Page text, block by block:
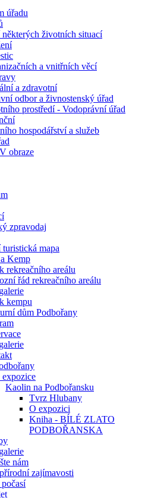
úřadu
životních situací
a vnitřních věcí
a zdravotní
odbor a živnostenský úřad
prostředí - Vodoprávní úřad
hospodářství a služeb
obraze
zpravodaj
mapa
Kemp
rekreačního areálu
řád rekreačního areálu
kempu
dům Podbořany
expozice
Kaolin na Podbořansku
Tvrz Hlubany
O expozici
Kniha - BÍLÉ ZLATO
PODBOŘANSKA
nám
zajímavosti